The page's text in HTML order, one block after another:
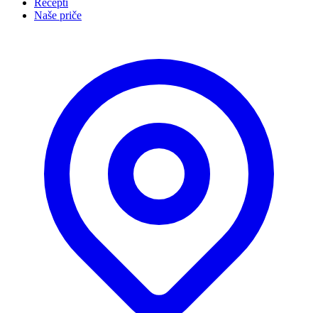
Recepti
Naše priče